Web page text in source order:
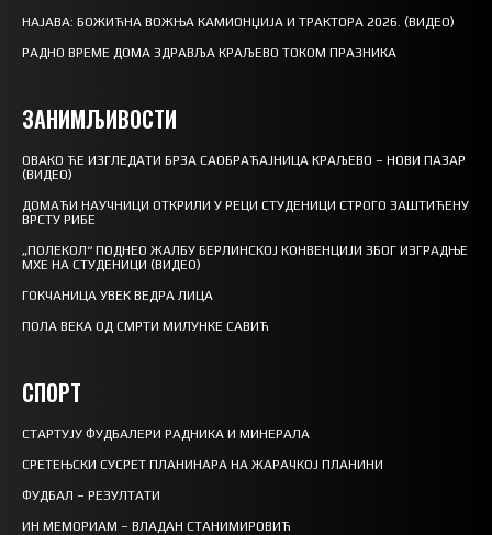
НАЈАВА: БОЖИЋНА ВОЖЊА КАМИОНЏИЈА И ТРАКТОРА 2026. (ВИДЕО)
РАДНО ВРЕМЕ ДОМА ЗДРАВЉА КРАЉЕВО ТОКОМ ПРАЗНИКА
ЗАНИМЉИВОСТИ
ОВАКО ЋЕ ИЗГЛЕДАТИ БРЗА САОБРАЋАЈНИЦА КРАЉЕВО – НОВИ ПАЗАР
(ВИДЕО)
ДОМАЋИ НАУЧНИЦИ ОТКРИЛИ У РЕЦИ СТУДЕНИЦИ СТРОГО ЗАШТИЋЕНУ
ВРСТУ РИБЕ
„ПОЛЕКОЛ“ ПОДНЕО ЖАЛБУ БЕРЛИНСКОЈ КОНВЕНЦИЈИ ЗБОГ ИЗГРАДЊЕ
МХЕ НА СТУДЕНИЦИ (ВИДЕО)
ГОКЧАНИЦА УВЕК ВЕДРА ЛИЦА
ПОЛА ВЕКА ОД СМРТИ МИЛУНКЕ САВИЋ
СПОРТ
СТАРТУЈУ ФУДБАЛЕРИ РАДНИКА И МИНЕРАЛА
СРЕТЕЊСКИ СУСРЕТ ПЛАНИНАРА НА ЖАРАЧКОЈ ПЛАНИНИ
ФУДБАЛ – РЕЗУЛТАТИ
ИН МЕМОРИАМ – ВЛАДАН СТАНИМИРОВИЋ